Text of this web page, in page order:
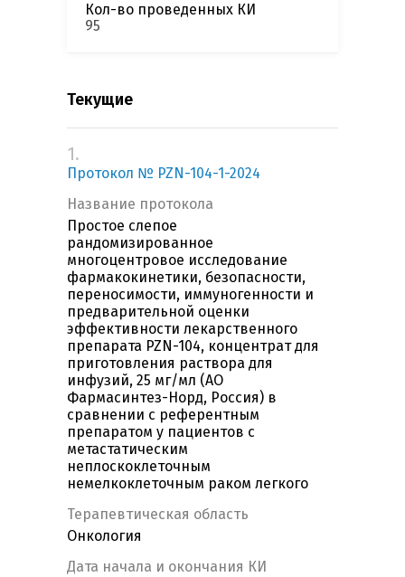
Кол-во проведенных КИ
95
Текущие
1.
Протокол № PZN-104-1-2024
Название протокола
Простое слепое
рандомизированное
многоцентровое исследование
фармакокинетики, безопасности,
переносимости, иммуногенности и
предварительной оценки
эффективности лекарственного
препарата PZN-104, концентрат для
приготовления раствора для
инфузий, 25 мг/мл (АО
Фармасинтез-Норд, Россия) в
сравнении с референтным
препаратом у пациентов с
метастатическим
неплоскоклеточным
немелкоклеточным раком легкого
Терапевтическая область
Онкология
Дата начала и окончания КИ